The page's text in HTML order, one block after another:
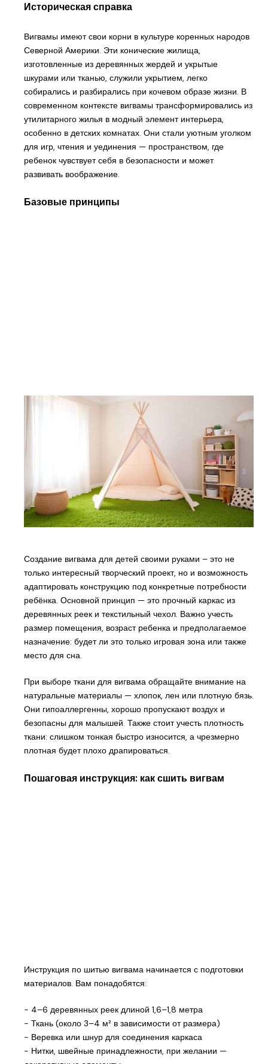
Историческая справка
Вигвамы имеют свои корни в культуре коренных народов
Северной Америки. Эти конические жилища,
изготовленные из деревянных жердей и укрытые
шкурами или тканью, служили укрытием, легко
собирались и разбирались при кочевом образе жизни. В
современном контексте вигвамы трансформировались из
утилитарного жилья в модный элемент интерьера,
особенно в детских комнатах. Они стали уютным уголком
для игр, чтения и уединения — пространством, где
ребенок чувствует себя в безопасности и может
развивать воображение.
Базовые принципы
Создание вигвама для детей своими руками – это не
только интересный творческий проект, но и возможность
адаптировать конструкцию под конкретные потребности
ребёнка. Основной принцип — это прочный каркас из
деревянных реек и текстильный чехол. Важно учесть
размер помещения, возраст ребенка и предполагаемое
назначение: будет ли это только игровая зона или также
место для сна.
При выборе ткани для вигвама обращайте внимание на
натуральные материалы — хлопок, лен или плотную бязь.
Они гипоаллергенны, хорошо пропускают воздух и
безопасны для малышей. Также стоит учесть плотность
ткани: слишком тонкая быстро износится, а чрезмерно
плотная будет плохо драпироваться.
Пошаговая инструкция: как сшить вигвам
Инструкция по шитью вигвама начинается с подготовки
материалов. Вам понадобятся:
- 4–6 деревянных реек длиной 1,6–1,8 метра
- Ткань (около 3–4 м² в зависимости от размера)
- Веревка или шнур для соединения каркаса
- Нитки, швейные принадлежности, при желании —